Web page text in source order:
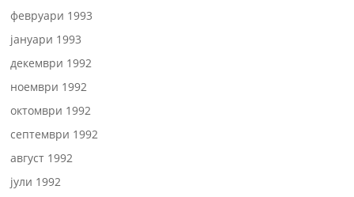
февруари 1993
јануари 1993
декември 1992
ноември 1992
октомври 1992
септември 1992
август 1992
јули 1992